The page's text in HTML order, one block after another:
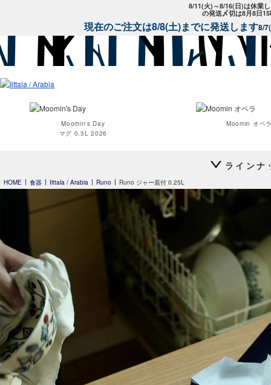
8/11(火)～8/16(日)は休業
の発送〆切は8月8日
現在のご注文は8/8(土)までに発送します8/
Moomin's Day
マグ 0.3L 2026
Moomin オペ
Teema
プレート 12cm
プレート
Teema
スクエアプレート12×12cm
ラインナ
HOME 食器 Iittala / Arabia Runo Runo ジャー蓋付 0.25L